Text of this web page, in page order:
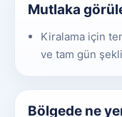
Mutlaka
Kiralama için
ve tam gün
Bölgede ne